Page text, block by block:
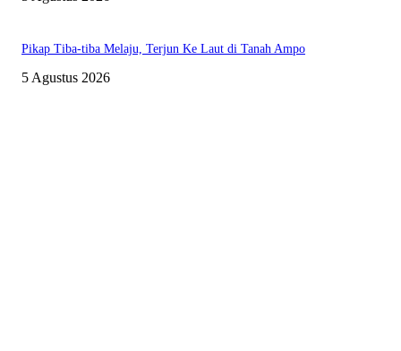
Pikap Tiba-tiba Melaju, Terjun Ke Laut di Tanah Ampo
5 Agustus 2026